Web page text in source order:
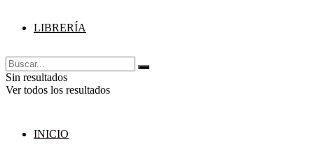
LIBRERÍA
Sin resultados
Ver todos los resultados
INICIO